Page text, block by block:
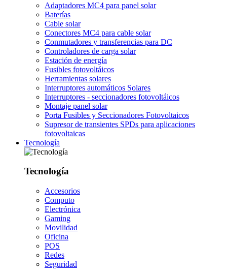
Adaptadores MC4 para panel solar
Baterías
Cable solar
Conectores MC4 para cable solar
Conmutadores y transferencias para DC
Controladores de carga solar
Estación de energía
Fusibles fotovoltáicos
Herramientas solares
Interruptores automáticos Solares
Interruptores - seccionadores fotovoltáicos
Montaje panel solar
Porta Fusibles y Seccionadores Fotovoltaicos
Supresor de transientes SPDs para aplicaciones
fotovoltaicas
Tecnología
Tecnología
Accesorios
Computo
Electrónica
Gaming
Movilidad
Oficina
POS
Redes
Seguridad